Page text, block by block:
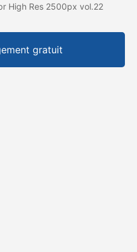
High Res 2500px vol.22
gratuit